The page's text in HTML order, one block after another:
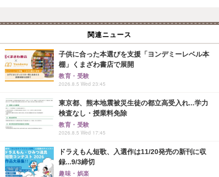
関連ニュース
子供に合った本選びを支援「ヨンデミーレベル本
棚」くまざわ書店で展開
教育・受験
2026.8.5 Wed 23:45
東京都、熊本地震被災生徒の都立高受入れ...学力
検査なし・授業料免除
教育・受験
2026.8.5 Wed 17:45
ドラえもん短歌、入選作は11/20発売の新刊に収
録...9/3締切
趣味・娯楽